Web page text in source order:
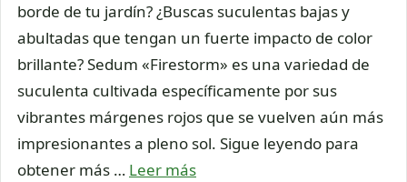
borde de tu jardín? ¿Buscas suculentas bajas y
abultadas que tengan un fuerte impacto de color
brillante? Sedum «Firestorm» es una variedad de
suculenta cultivada específicamente por sus
vibrantes márgenes rojos que se vuelven aún más
impresionantes a pleno sol. Sigue leyendo para
obtener más … Leer más